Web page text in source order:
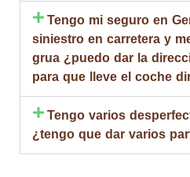
Tengo mi seguro en
siniestro en carretera y
grua ¿puedo dar la
para que lleve el coche
Tengo varios
¿tengo que dar varios